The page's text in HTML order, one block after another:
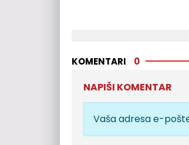
KOMENTARI 0
NAPIŠI KOMENTAR
Vaša adresa e-